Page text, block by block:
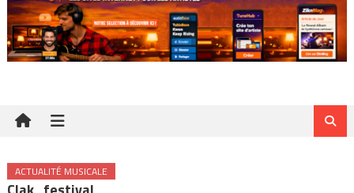
ACTUALITÉ MUSICALE